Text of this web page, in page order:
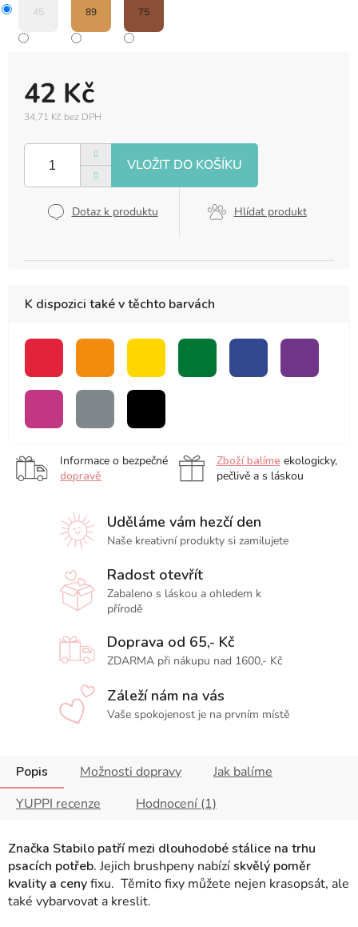
42 Kč
34,71 Kč bez DPH
cena:
Dotaz k produktu Hlídat produkt
45 89 75
K dispozici také v těchto barvách
Informace o bezpečné
dopravě
Zboží balíme ekologicky,
pečlivě a s láskou
Uděláme vám hezčí den
Naše kreativní produkty si zamilujete
Radost otevřít
Zabaleno s láskou a ohledem k
přírodě
Doprava od 65,- Kč
ZDARMA při nákupu nad 1600,- Kč
Záleží nám na vás
Vaše spokojenost je na prvním místě
Popis Možnosti dopravy
Jak balíme
YUPPI recenze
Hodnocení (1)
Značka Stabilo patří mezi dlouhodobé stálice na trhu
psacích potřeb. Jejich brushpeny nabízískvělý poměr
kvality a cenyfixu. Těmito fixy můžete nejen krasopsát, ale
také vybarvovat a kreslit.